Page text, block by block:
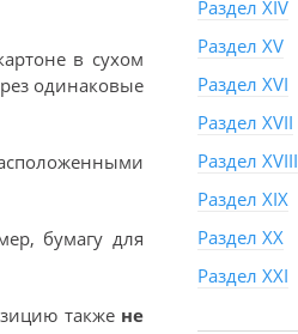
в сухом
одинаковые
бумагу для
также не
Раздел XIV
Раздел XV
Раздел XVI
Раздел XVII
Раздел XVIII
Раздел XIX
Раздел XX
Раздел XXI